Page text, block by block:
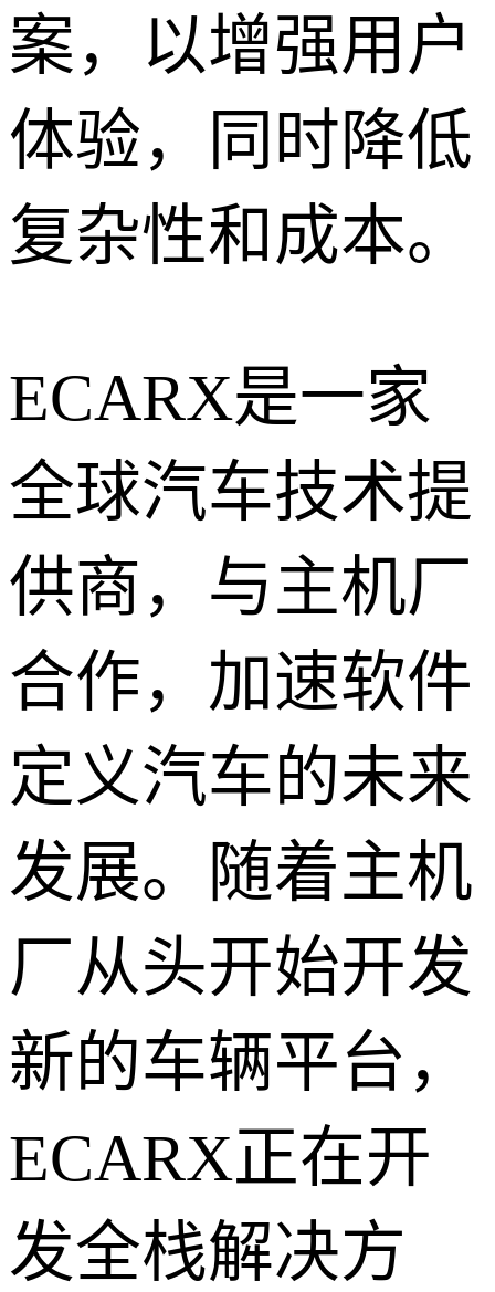
案，以增强用户
体验，同时降低
复杂性和成本。
ECARX是一家
全球汽车技术提
供商，与主机厂
合作，加速软件
定义汽车的未来
发展。随着主机
厂从头开始开发
新的车辆平台，
ECARX正在开
发全栈解决方